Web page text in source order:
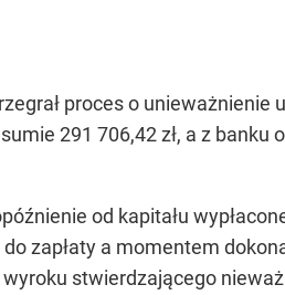
proces o unieważnienie
291 706,42 zł, a z banku
od kapitału
zapłaty a momentem
stwierdzającego